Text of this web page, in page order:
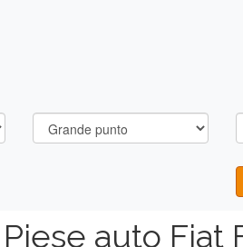
auto Fiat